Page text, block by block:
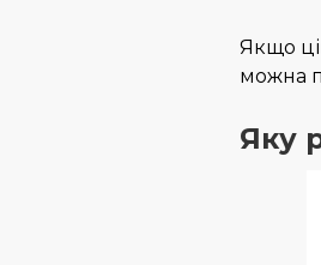
Якщо
можна
Яку